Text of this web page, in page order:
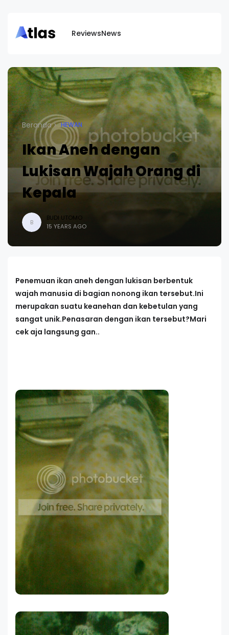
ReviewsNews
Beranda HEWAN
Ikan Aneh dengan
Lukisan Wajah Orang di
Kepala
B
BUDI UTOMO
15 YEARS AGO
Penemuan ikan aneh dengan lukisan berbentuk
wajah manusia di bagian nonong ikan tersebut.Ini
merupakan suatu keanehan dan kebetulan yang
sangat unik.Penasaran dengan ikan tersebut?Mari
cek aja langsung gan..